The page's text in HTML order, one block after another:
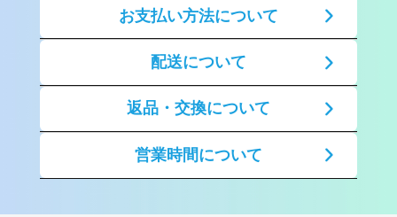
お支払い方法について
配送について
返品・交換について
営業時間について